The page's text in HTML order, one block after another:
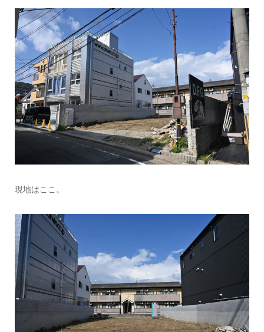
現地はここ。